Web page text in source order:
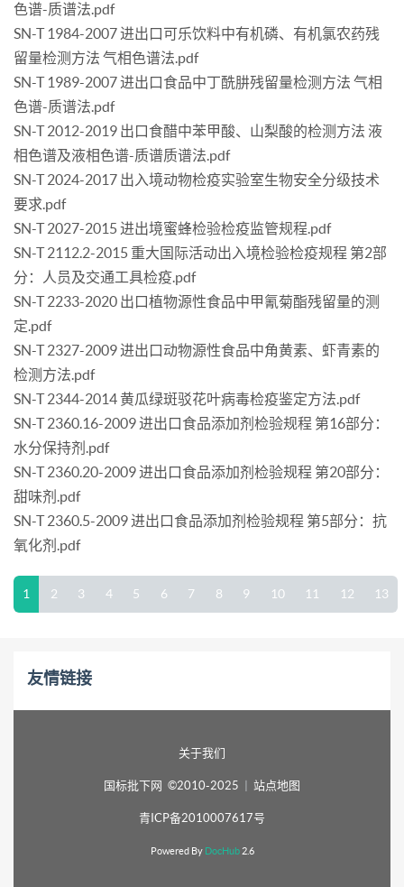
色谱-质谱法.pdf
SN-T 1984-2007 进出口可乐饮料中有机磷、有机氯农药残
留量检测方法 气相色谱法.pdf
SN-T 1989-2007 进出口食品中丁酰肼残留量检测方法 气相
色谱-质谱法.pdf
SN-T 2012-2019 出口食醋中苯甲酸、山梨酸的检测方法 液
相色谱及液相色谱-质谱质谱法.pdf
SN-T 2024-2017 出入境动物检疫实验室生物安全分级技术
要求.pdf
SN-T 2027-2015 进出境蜜蜂检验检疫监管规程.pdf
SN-T 2112.2-2015 重大国际活动出入境检验检疫规程 第2部
分：人员及交通工具检疫.pdf
SN-T 2233-2020 出口植物源性食品中甲氰菊酯残留量的测
定.pdf
SN-T 2327-2009 进出口动物源性食品中角黄素、虾青素的
检测方法.pdf
SN-T 2344-2014 黄瓜绿斑驳花叶病毒检疫鉴定方法.pdf
SN-T 2360.16-2009 进出口食品添加剂检验规程 第16部分：
水分保持剂.pdf
SN-T 2360.20-2009 进出口食品添加剂检验规程 第20部分：
甜味剂.pdf
SN-T 2360.5-2009 进出口食品添加剂检验规程 第5部分：抗
氧化剂.pdf
1 2 3 4 5 6 7 8 9 10 11 12 13
友情链接
关于我们
国标批下网 ©2010-2025 站点地图
青ICP备2010007617号
Powered By DocHub2.6